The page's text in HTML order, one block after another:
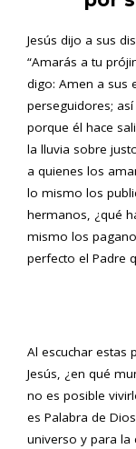
Jesús dijo a sus
“Amarás a tu
digo: Amen a sus
perseguidores;
porque él hace
la lluvia sobre
a quienes los
lo mismo los
hermanos, ¿qué
mismo los
perfecto el Padre
Al escuchar estas
Jesús, ¿en qué
no es posible
es Palabra de
universo y para la